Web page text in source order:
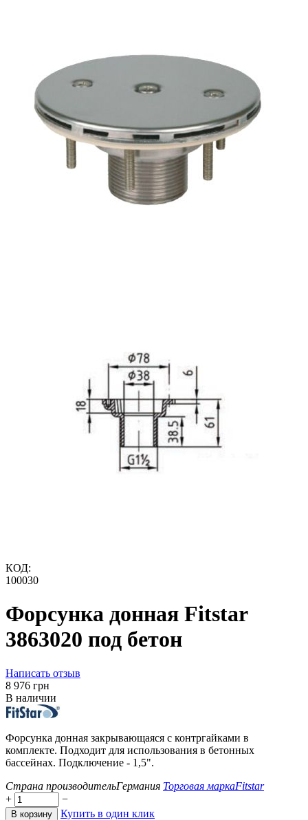
КОД:
100030
Форсунка донная Fitstar
3863020 под бетон
Написать отзыв
‍8 976‍ грн
В наличии
Форсунка донная закрывающаяся с контргайками в
комплекте. Подходит для использования в бетонных
бассейнах. Подключение - 1,5".
Страна производительГермания Торговая маркаFitstar
+
−
В корзину
Купить в один клик